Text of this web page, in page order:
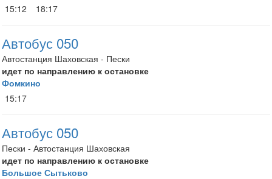
15:12
18:17
Автобус 050
Автостанция Шаховская - Пески
идет по направлению к остановке
Фомкино
15:17
Автобус 050
Пески - Автостанция Шаховская
идет по направлению к остановке
Большое Сытьково